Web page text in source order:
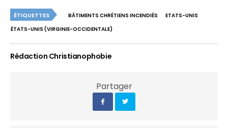
ÉTIQUETTES BÂTIMENTS CHRÉTIENS INCENDIÉS
ETATS-UNIS
ÉTATS-UNIS (VIRGINIE-OCCIDENTALE)
Rédaction Christianophobie
Partager